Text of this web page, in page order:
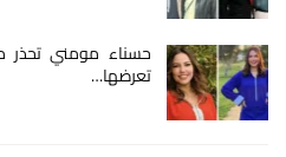
حسناء مومني تحذر
تعرضها…